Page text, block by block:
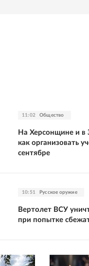
11:02 Общество
На Херсонщине и в
как организовать
сентябре
10:51 Русское оружие
Вертолет ВСУ
при попытке